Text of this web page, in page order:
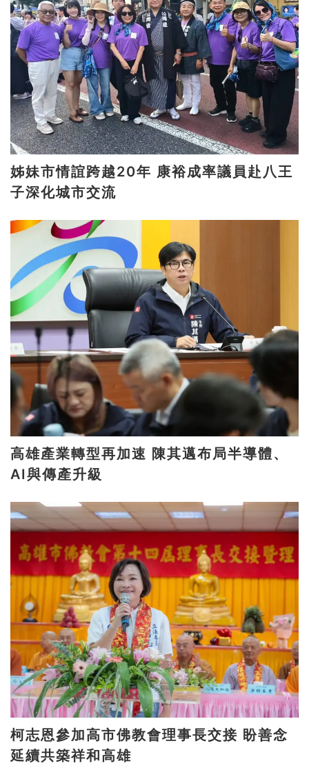
姊妹市情誼跨越20年 康裕成率議員赴八王
子深化城市交流
高雄產業轉型再加速 陳其邁布局半導體、
AI與傳產升級
柯志恩參加高市佛教會理事長交接 盼善念
延續共築祥和高雄